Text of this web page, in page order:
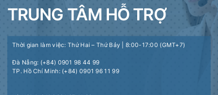
TRUNG TÂM HỖ TRỢ
Thời gian làm việc: Thứ Hai – Thứ Bảy | 8:00-17:00 (GMT+7)
Đà Nẵng: (+84) 0901 98 44 99
TP. Hồ Chí Minh: (+84) 0901 96 11 99